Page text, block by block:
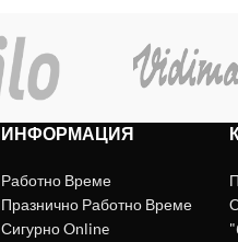
ИНФОРМАЦИЯ
Работно Време
Празнично Работно Време
Сигурно Online